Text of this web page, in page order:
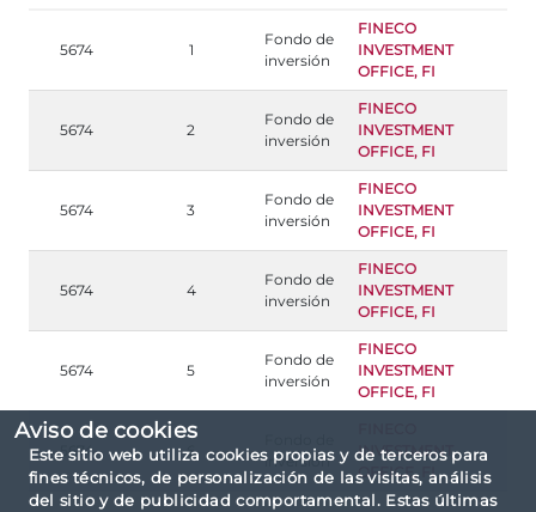
Aviso de cookies
Este sitio web utiliza cookies propias y de terceros para
fines técnicos, de personalización de las visitas, análisis
del sitio y de publicidad comportamental. Estas últimas
5674 1
Fondo de
inversión
FINECO
INVESTMENT
OFFICE, FI
5674 2
Fondo de
inversión
FINECO
INVESTMENT
OFFICE, FI
5674 3
Fondo de
inversión
FINECO
INVESTMENT
OFFICE, FI
5674 4
Fondo de
inversión
FINECO
INVESTMENT
OFFICE, FI
5674 5
Fondo de
inversión
FINECO
INVESTMENT
OFFICE, FI
5674 6
inversión
INVESTMENT
OFFICE, FI